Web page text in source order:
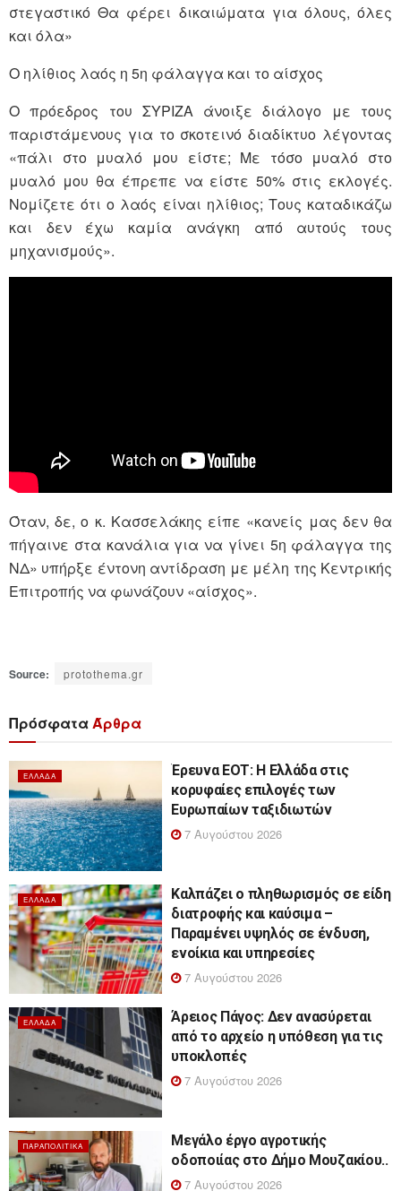
στεγαστικό Θα φέρει δικαιώματα για όλους, όλες
και όλα»
Ο ηλίθιος λαός η 5η φάλαγγα και το αίσχος
Ο πρόεδρος του ΣΥΡΙΖΑ άνοιξε διάλογο με τους
παριστάμενους για το σκοτεινό διαδίκτυο λέγοντας
«πάλι στο μυαλό μου είστε; Με τόσο μυαλό στο
μυαλό μου θα έπρεπε να είστε 50% στις εκλογές.
Νομίζετε ότι ο λαός είναι ηλίθιος; Τους καταδικάζω
και δεν έχω καμία ανάγκη από αυτούς τους
μηχανισμούς».
Όταν, δε, ο κ. Κασσελάκης είπε «κανείς μας δεν θα
πήγαινε στα κανάλια για να γίνει 5η φάλαγγα της
ΝΔ» υπήρξε έντονη αντίδραση με μέλη της Κεντρικής
Επιτροπής να φωνάζουν «αίσχος».
Source: protothema.gr
ΠρόσφαταΆρθρα
ΕΛΛΆΔΑ
Έρευνα ΕΟΤ: Η Ελλάδα στις
κορυφαίες επιλογές των
Ευρωπαίων ταξιδιωτών
7 Αυγούστου 2026
ΕΛΛΆΔΑ
Καλπάζει ο πληθωρισμός σε είδη
διατροφής και καύσιμα –
Παραμένει υψηλός σε ένδυση,
ενοίκια και υπηρεσίες
7 Αυγούστου 2026
ΕΛΛΆΔΑ
Άρειος Πάγος: Δεν ανασύρεται
από το αρχείο η υπόθεση για τις
υποκλοπές
7 Αυγούστου 2026
ΠΑΡΑΠΟΛΙΤΙΚΆ
Μεγάλο έργο αγροτικής
οδοποιίας στο Δήμο Μουζακίου..
7 Αυγούστου 2026